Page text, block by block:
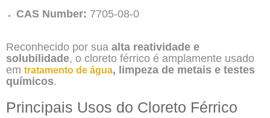
CAS Number: 7705-08-0
Reconhecido por sua alta reatividade e
solubilidade, o cloreto férrico é amplamente usado
em tratamento de água, limpeza de metais e testes
químicos.
Principais Usos do Cloreto Férrico